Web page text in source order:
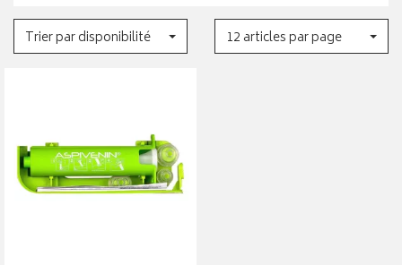
Trier par disponibilité 12 articles par page